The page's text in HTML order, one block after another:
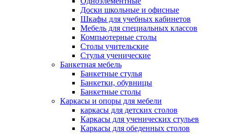
Доски школьные и офисные
Шкафы для учебных кабинетов
Мебель для специальных классов
Компьютерные столы
Столы учительские
Стулья ученические
Банкетная мебель
Банкетные стулья
Банкетки, обувницы
Банкетные столы
Каркасы и опоры для мебели
каркасы для детских столов
Каркасы для ученических стульев
Каркасы для обеденных столов